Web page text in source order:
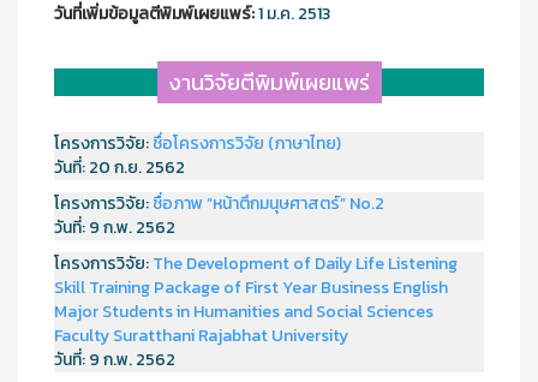
วันที่เพิ่มข้อมูลตีพิมพ์เผยแพร์:1 ม.ค. 2513
งานวิจัยตีพิมพ์เผยแพร่
โครงการวิจัย:ชื่อโครงการวิจัย (ภาษาไทย)
วันที่:20 ก.ย. 2562
โครงการวิจัย:ชื่อภาพ “หน้าตึกมนุษศาสตร์” No.2
วันที่:9 ก.พ. 2562
โครงการวิจัย:The Development of Daily Life Listening
Skill Training Package of First Year Business English
Major Students in Humanities and Social Sciences
Faculty Suratthani Rajabhat University
วันที่:9 ก.พ. 2562